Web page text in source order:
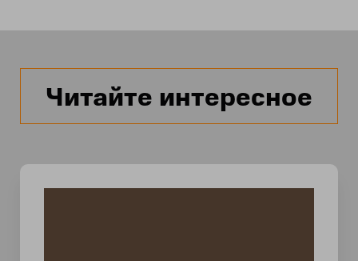
Читайте интересное